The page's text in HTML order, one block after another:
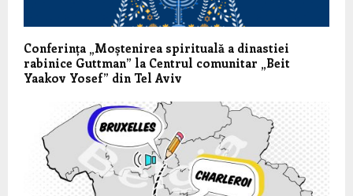
Conferința „Moștenirea spirituală a dinastiei
rabinice Guttman” la Centrul comunitar „Beit
Yaakov Yosef” din Tel Aviv